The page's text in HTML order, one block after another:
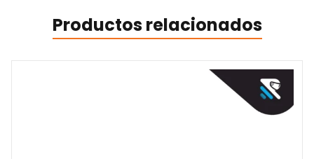
Productos relacionados